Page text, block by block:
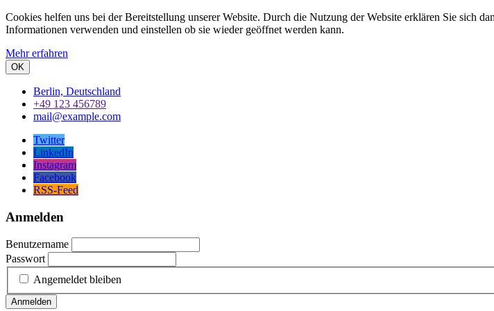
Cookies helfen uns bei der Bereitstellung unserer Website. Durch die Nutzung der Website erklären Sie sich
Informationen verwenden und einstellen ob sie wieder geöffnet werden kann.
Mehr erfahren
OK
Berlin, Deutschland
+49 123 456789
mail@example.com
Twitter
LinkedIn
Instagram
Facebook
RSS-Feed
Anmelden
Benutzername
Passwort
Angemeldet bleiben
Anmelden